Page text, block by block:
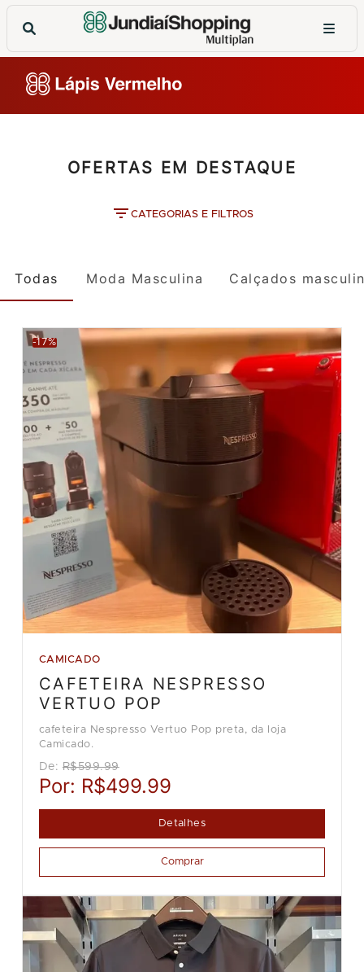
OFERTAS EM DESTAQUE
CATEGORIAS E FILTROS
Todas Moda Masculina Calçados
-17%
CAMICADO
CAFETEIRA NESPRESSO
VERTUO POP
cafeteira Nespresso Vertuo Pop preta, da loja
Camicado.
De: R$599.99
Por: R$499.99
Detalhes
Comprar